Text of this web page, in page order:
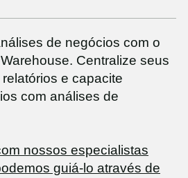
de negócios com o
Centralize seus
e capacite
com análises de
nossos especialistas
guiá-lo através de